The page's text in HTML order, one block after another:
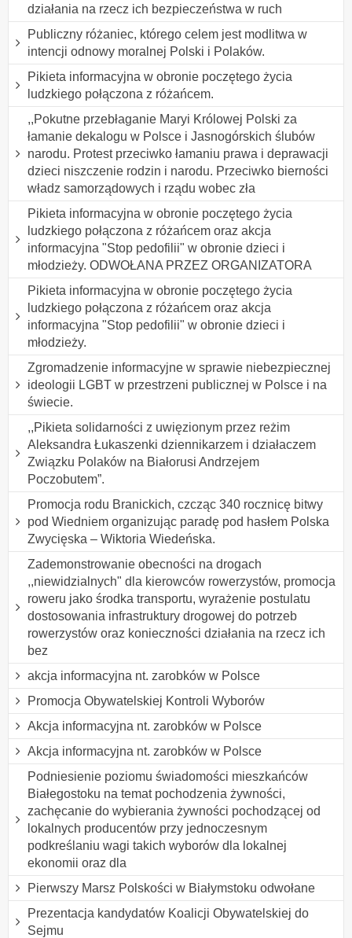
działania na rzecz ich bezpieczeństwa w ruch
Publiczny różaniec, którego celem jest modlitwa w
intencji odnowy moralnej Polski i Polaków.
Pikieta informacyjna w obronie poczętego życia
ludzkiego połączona z różańcem.
,,Pokutne przebłaganie Maryi Królowej Polski za
łamanie dekalogu w Polsce i Jasnogórskich ślubów
narodu. Protest przeciwko łamaniu prawa i deprawacji
dzieci niszczenie rodzin i narodu. Przeciwko bierności
władz samorządowych i rządu wobec zła
Pikieta informacyjna w obronie poczętego życia
ludzkiego połączona z różańcem oraz akcja
informacyjna "Stop pedofilii" w obronie dzieci i
młodzieży. ODWOŁANA PRZEZ ORGANIZATORA
Pikieta informacyjna w obronie poczętego życia
ludzkiego połączona z różańcem oraz akcja
informacyjna "Stop pedofilii" w obronie dzieci i
młodzieży.
Zgromadzenie informacyjne w sprawie niebezpiecznej
ideologii LGBT w przestrzeni publicznej w Polsce i na
świecie.
,,Pikieta solidarności z uwięzionym przez reżim
Aleksandra Łukaszenki dziennikarzem i działaczem
Związku Polaków na Białorusi Andrzejem
Poczobutem”.
Promocja rodu Branickich, czcząc 340 rocznicę bitwy
pod Wiedniem organizując paradę pod hasłem Polska
Zwycięska – Wiktoria Wiedeńska.
Zademonstrowanie obecności na drogach
,,niewidzialnych" dla kierowców rowerzystów, promocja
roweru jako środka transportu, wyrażenie postulatu
dostosowania infrastruktury drogowej do potrzeb
rowerzystów oraz konieczności działania na rzecz ich
bez
akcja informacyjna nt. zarobków w Polsce
Promocja Obywatelskiej Kontroli Wyborów
Akcja informacyjna nt. zarobków w Polsce
Akcja informacyjna nt. zarobków w Polsce
Podniesienie poziomu świadomości mieszkańców
Białegostoku na temat pochodzenia żywności,
zachęcanie do wybierania żywności pochodzącej od
lokalnych producentów przy jednoczesnym
podkreślaniu wagi takich wyborów dla lokalnej
ekonomii oraz dla
Pierwszy Marsz Polskości w Białymstoku odwołane
Prezentacja kandydatów Koalicji Obywatelskiej do
Sejmu